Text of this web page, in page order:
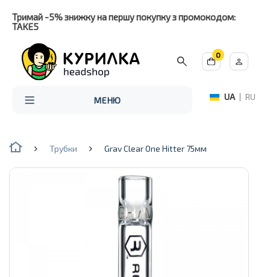
Тримай -5% знижку на першу покупку з промокодом:
TAKE5
0
МЕНЮ UA | RU
Трубки Grav Clear One Hitter 75мм